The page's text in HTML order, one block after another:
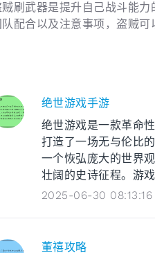
贼刷武器是提升自己战斗能
队配合以及注意事项，盗贼
绝世游戏手游
绝世游戏是一款革命
打造了一场无与伦比
一个恢弘庞大的世界
壮阔的史诗征程。游
2025-06-30 08:13:16
董禧攻略